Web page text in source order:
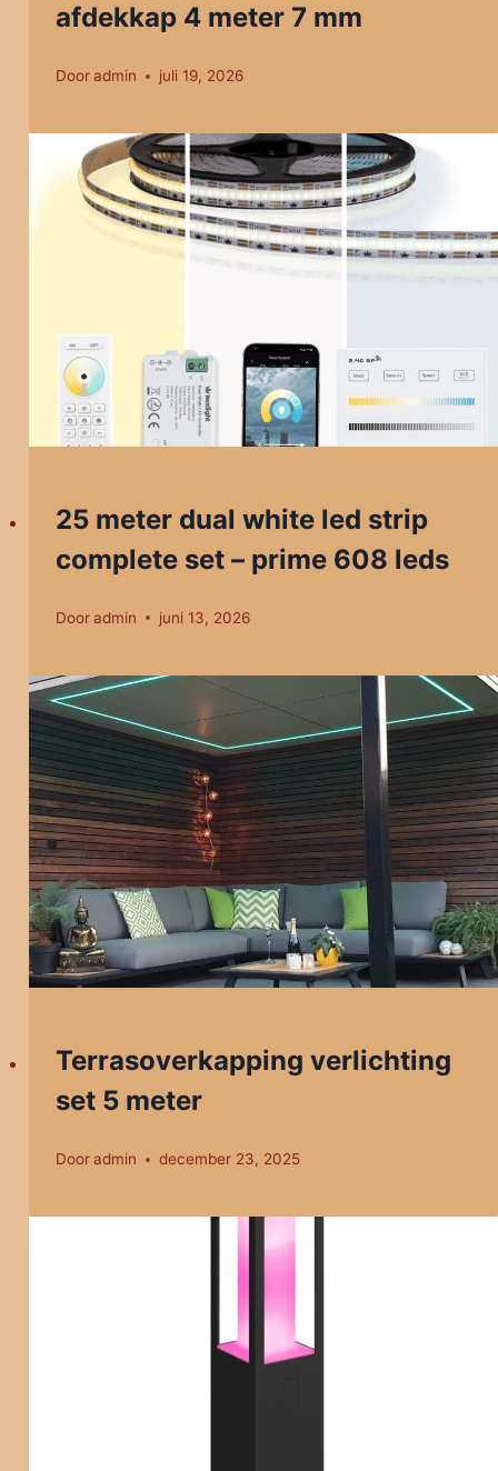
afdekkap 4 meter 7 mm
Door admin juli 19, 2026
25 meter dual white led strip
complete set – prime 608 leds
Door admin juni 13, 2026
Terrasoverkapping verlichting
set 5 meter
Door admin december 23, 2025